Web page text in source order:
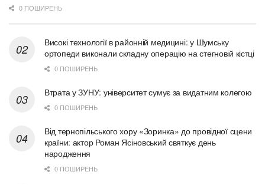
0 ПОШИРЕНЬ
Високі технології в районній медицині: у Шумську
ортопеди виконали складну операцію на стегновій кістці
0 ПОШИРЕНЬ
Втрата у ЗУНУ: університет сумує за видатним колегою
0 ПОШИРЕНЬ
Від тернопільського хору «Зоринка» до провідної сцени
країни: актор Роман Ясіновський святкує день
народження
0 ПОШИРЕНЬ